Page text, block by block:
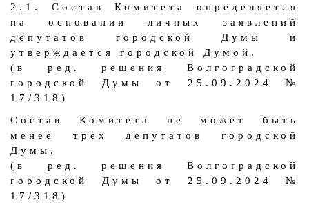
2.1. Состав Комитета определяется
на основании личных заявлений
депутатов городской Думы и
утверждается городской Думой.
(в ред. решения Волгоградской
городской Думы от 25.09.2024 №
17/318)
Состав Комитета не может быть
менее трех депутатов городской
Думы.
(в ред. решения Волгоградской
городской Думы от 25.09.2024 №
17/318)